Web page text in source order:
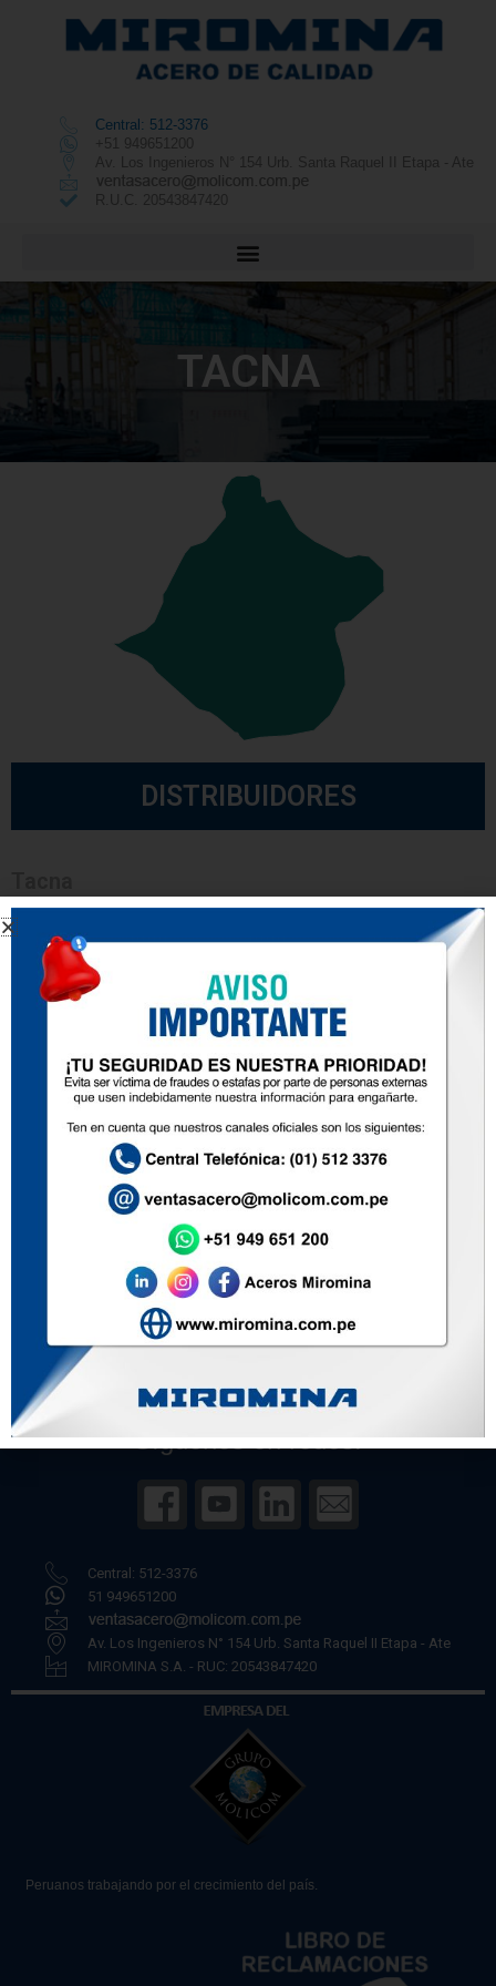
Central: 512-3376
+51 949651200
Av. Los Ingenieros N° 154 Urb. Santa Raquel II Etapa - Ate
R.U.C. 20543847420
TACNA
DISTRIBUIDORES
METALMECANICA
JR ACEROS SAC
FACTORIA & ACEROS SAC
935 352 431
Nosotros
Productos
Zona de ventas
Contacto
Política de Prevención de Delitos
Central: 512-3376
51 949651200
Av. Los Ingenieros N° 154 Urb. Santa Raquel II Etapa - Ate
MIROMINA S.A. - RUC: 20543847420
Peruanos trabajando por el crecimiento del país.